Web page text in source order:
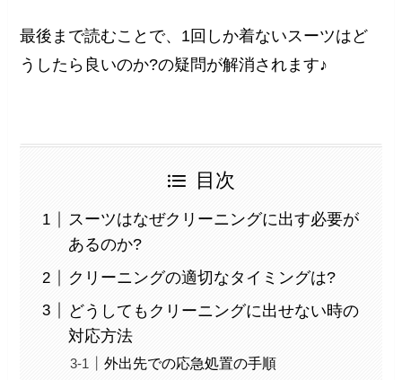
最後まで読むことで、1回しか着ないスーツはど
うしたら良いのか?の疑問が解消されます♪
目次
スーツはなぜクリーニングに出す必要が
あるのか?
クリーニングの適切なタイミングは?
どうしてもクリーニングに出せない時の
対応方法
外出先での応急処置の手順